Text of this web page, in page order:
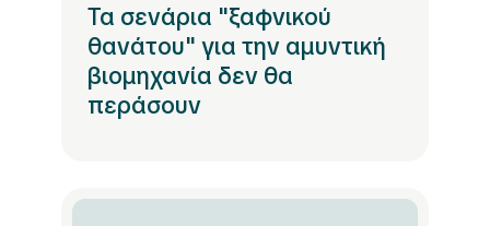
Τα σενάρια "ξαφνικού
θανάτου" για την αμυντική
βιομηχανία δεν θα
περάσουν